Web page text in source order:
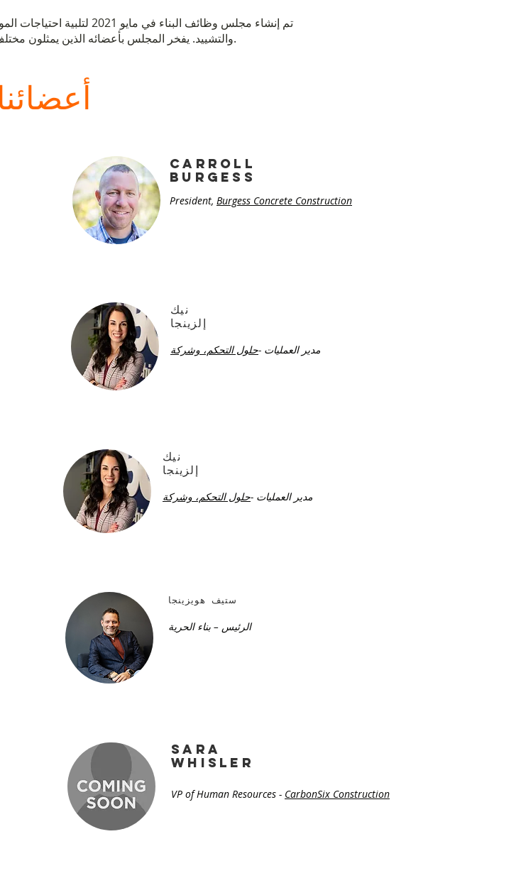
تم إنشاء مجلس وظائف البناء في
والتشييد. يفخر المجلس بأعضائه الذين يمثلون مختلف المهن لإعطاء تمثيل دقيق للصناعة ككل.
أعضائنا
Carroll
burgess
President, Burgess Concrete Construction
نيك
إلزينجا
مدير العمليات -حلول التحكم، وشركة
نيك
إلزينجا
مدير العمليات -حلول التحكم، وشركة
ستيف هويزينجا
الرئيس – بناء الحرية
Sara
whisler
VP of Human Resources - CarbonSix Construction